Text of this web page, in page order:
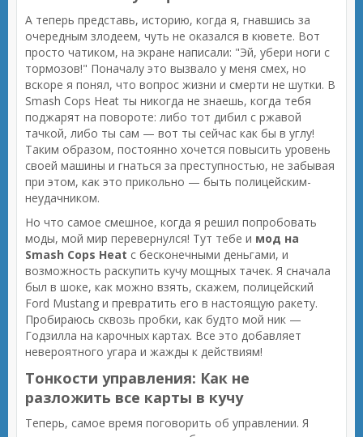
А теперь представь, историю, когда я, гнавшись за
очередным злодеем, чуть не оказался в кювете. Вот
просто чатиком, на экране написали: "Эй, убери ноги с
тормозов!" Поначалу это вызвало у меня смех, но
вскоре я понял, что вопрос жизни и смерти не шутки. В
Smash Cops Heat ты никогда не знаешь, когда тебя
поджарят на повороте: либо тот дибил с ржавой
тачкой, либо ты сам — вот ты сейчас как бы в углу!
Таким образом, постоянно хочется повысить уровень
своей машины и гнаться за преступностью, не забывая
при этом, как это прикольно — быть полицейским-
неудачником.
Но что самое смешное, когда я решил попробовать
моды, мой мир перевернулся! Тут тебе и мод на
Smash Cops Heat с бесконечными деньгами, и
возможность раскупить кучу мощных тачек. Я сначала
был в шоке, как можно взять, скажем, полицейский
Ford Mustang и превратить его в настоящую ракету.
Пробираюсь сквозь пробки, как будто мой ник —
Годзилла на карочных картах. Все это добавляет
невероятного угара и жажды к действиям!
Тонкости управления: Как не
разложить все карты в кучу
Теперь, самое время поговорить об управлении. Я